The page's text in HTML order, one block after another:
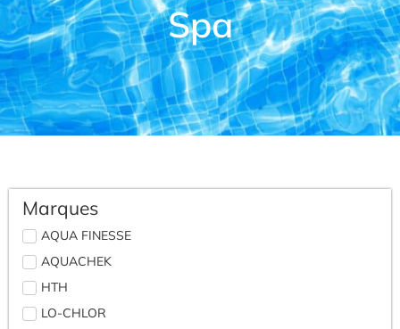
Spa
Marques
AQUA FINESSE
AQUACHEK
HTH
LO-CHLOR